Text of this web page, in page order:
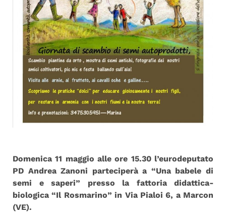
Domenica 11 maggio alle ore 15.30 l’eurodeputato
PD Andrea Zanoni parteciperà a “Una babele di
semi e saperi” presso la fattoria didattica-
biologica “Il Rosmarino” in Via Pialoi 6, a Marcon
(VE).